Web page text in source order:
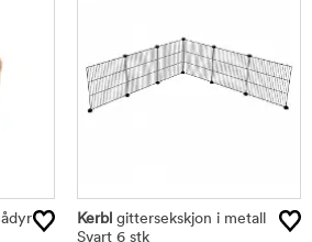
Kerbl gittersekskjon i metall
Svart 6 stk